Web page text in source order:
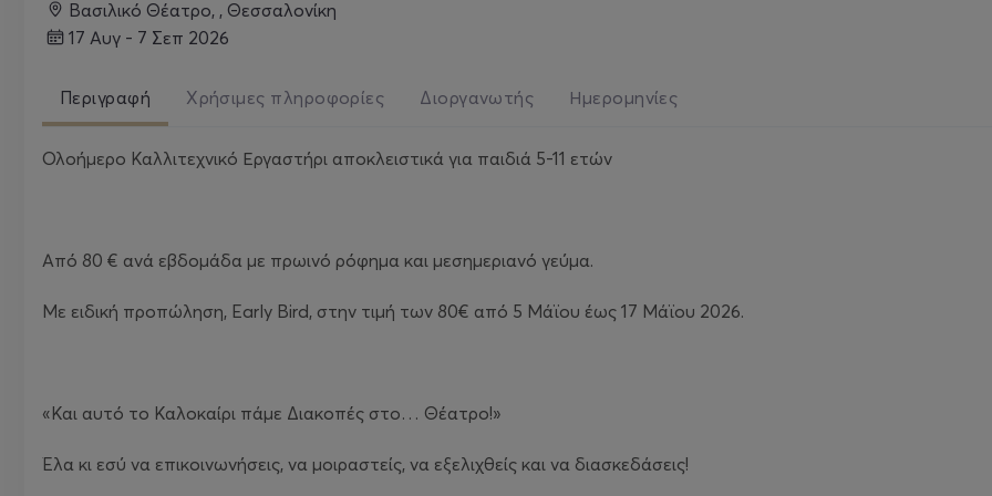
Βασιλικό Θέατρο, , Θεσσαλονίκη
17 Αυγ - 7 Σεπ 2026
Περιγραφή Χρήσιμες πληροφορίες Διοργανωτής Ημερομηνίες
Ολοήμερο Καλλιτεχνικό Εργαστήρι αποκλειστικά για παιδιά 5-11 ετών
Από 80 € ανά εβδομάδα με πρωινό ρόφημα και μεσημεριανό γεύμα.
Με ειδική προπώληση, Early Bird, στην τιμή των 80€ από 5 Μάϊου έως 17 Μάϊου 2026.
«Και αυτό το Καλοκαίρι πάμε Διακοπές στο… Θέατρο!»
Έλα κι εσύ να επικοινωνήσεις, να μοιραστείς, να εξελιχθείς και να διασκεδάσεις!